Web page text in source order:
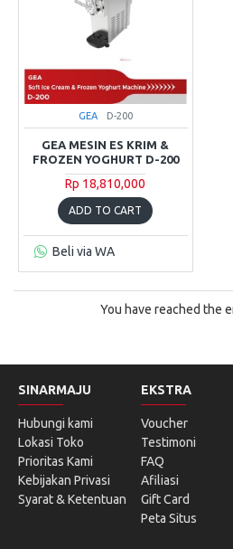
GEA D-200
GEA MESIN ES KRIM &
FROZEN YOGHURT D-200
Rp 18,810,000
ADD TO CART
Beli via WA
You have reached the
SINARMAJU
Hubungi kami
Lokasi Toko
Prioritas Kami
Kebijakan Privasi
Syarat & Ketentuan
EKSTRA
Voucher
Testimoni
FAQ
Afiliasi
Gift Card
Peta Situs